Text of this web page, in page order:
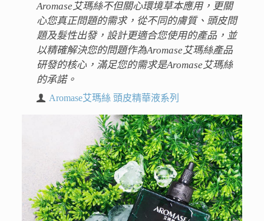
Aromase艾瑪絲不但關心環境草本應用，更關
心您真正問題的需求，從不同的膚質、頭皮問
題及髮性出發，設計更適合您使用的產品，並
以精確解決您的問題作為Aromase艾瑪絲產品
研發的核心，滿足您的需求是Aromase艾瑪絲
的承諾。
Aromase艾瑪絲 頭皮精華液系列